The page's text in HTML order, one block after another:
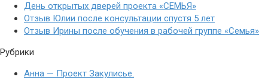
День открытых дверей проекта «СЕМЬЯ»
Отзыв Юлии после консультации спустя 5 лет
Отзыв Ирины после обучения в рабочей группе «Семья»
Рубрики
Анна — Проект Закулисье.